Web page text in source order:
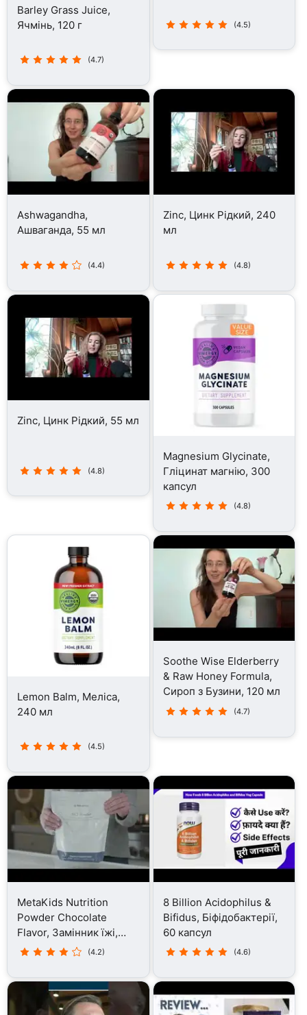
Barley Grass Juice,
Ячмінь, 120 г
(4.7)
(4.5)
Ashwagandha,
Ашваганда, 55 мл
(4.4)
Zinc, Цинк Рідкий, 240
мл
(4.8)
Zinc, Цинк Рідкий, 55 мл
(4.8)
Magnesium Glycinate,
Гліцинат магнію, 300
капсул
(4.8)
Lemon Balm, Меліса,
240 мл
(4.5)
Soothe Wise Elderberry
& Raw Honey Formula,
Сироп з Бузини, 120 мл
(4.7)
MetaKids Nutrition
Powder Chocolate
Flavor, Замінник їжі,
406 г
(4.2)
8 Billion Acidophilus &
Bifidus, Біфідобактерії,
60 капсул
(4.6)